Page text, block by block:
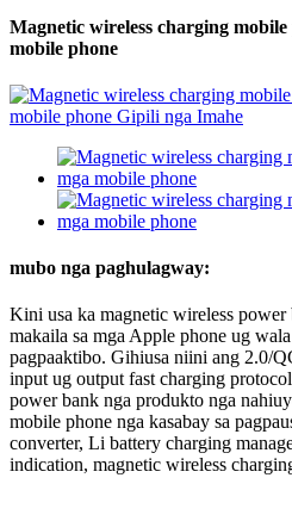
Magnetic wireless charging
mobile phone
mubo nga paghulagway:
Kini usa ka magnetic wireless
makaila sa mga Apple phone ug
pagpaaktibo. Gihiusa niini ang 2.0/
input ug output fast charging
power bank nga produkto nga
mobile phone nga kasabay sa
converter, Li battery charging
indication, magnetic wireless